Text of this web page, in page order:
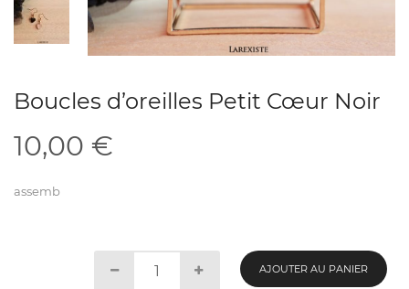
Boucles d’oreilles Petit Cœur Noir
10,00 €
assemb
AJOUTER AU PANIER